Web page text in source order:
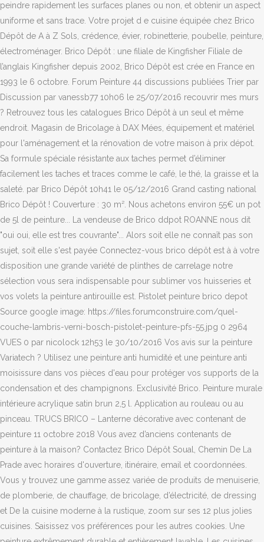
peindre rapidement les surfaces planes ou non, et obtenir un aspect
uniforme et sans trace. Votre projet d e cuisine équipée chez Brico
Dépôt de A à Z Sols, crédence, évier, robinetterie, poubelle, peinture,
électroménager. Brico Dépôt : une filiale de Kingfisher Filiale de
l’anglais Kingfisher depuis 2002, Brico Dépôt est crée en France en
1993 le 6 octobre. Forum Peinture 44 discussions publiées Trier par
Discussion par vanessb77 10h06 le 25/07/2016 recouvrir mes murs
? Retrouvez tous les catalogues Brico Dépôt à un seul et même
endroit. Magasin de Bricolage à DAX Mées, équipement et matériel
pour l'aménagement et la rénovation de votre maison à prix dépot.
Sa formule spéciale résistante aux taches permet d’éliminer
facilement les taches et traces comme le café, le thé, la graisse et la
saleté. par Brico Dépôt 10h41 le 05/12/2016 Grand casting national
Brico Dépôt ! Couverture : 30 m². Nous achetons environ 55€ un pot
de 5l de peinture... La vendeuse de Brico ddpot ROANNE nous dit
"oui oui, elle est tres couvrante"... Alors soit elle ne connaît pas son
sujet, soit elle s'est payée Connectez-vous brico dépôt est à à votre
disposition une grande variété de plinthes de carrelage notre
sélection vous sera indispensable pour sublimer vos huisseries et
vos volets la peinture antirouille est. Pistolet peinture brico depot
Source google image: https://files.forumconstruire.com/quel-
couche-lambris-verni-bosch-pistolet-peinture-pfs-55.jpg 0 2964
VUES 0 par nicolock 12h53 le 30/10/2016 Vos avis sur la peinture
Variatech ? Utilisez une peinture anti humidité et une peinture anti
moisissure dans vos pièces d'eau pour protéger vos supports de la
condensation et des champignons. Exclusivité Brico. Peinture murale
intérieure acrylique satin brun 2,5 l. Application au rouleau ou au
pinceau. TRUCS BRICO – Lanterne décorative avec contenant de
peinture 11 octobre 2018 Vous avez d’anciens contenants de
peinture à la maison? Contactez Brico Dépôt Soual, Chemin De La
Prade avec horaires d'ouverture, itinéraire, email et coordonnées.
Vous y trouvez une gamme assez variée de produits de menuiserie,
de plomberie, de chauffage, de bricolage, d’électricité, de dressing
et De la cuisine moderne à la rustique, zoom sur ses 12 plus jolies
cuisines. Saisissez vos préférences pour les autres cookies. Une